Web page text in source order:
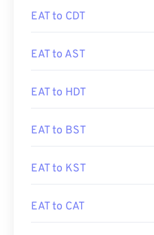
EAT to CDT
EAT to AST
EAT to HDT
EAT to BST
EAT to KST
EAT to CAT